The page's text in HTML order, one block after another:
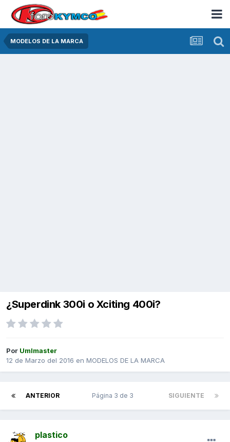
MODELOS DE LA MARCA
¿Superdink 300i o Xciting 400i?
Por Umlmaster
12 de Marzo del 2016 en MODELOS DE LA MARCA
ANTERIOR SIGUIENTE
Página 3 de 3
plastico